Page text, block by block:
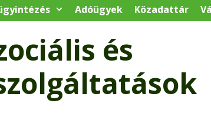
Adóügyek Közadattár
és